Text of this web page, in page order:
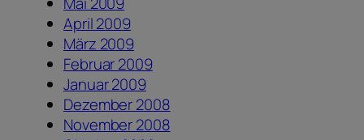
April 2009
März 2009
Februar 2009
Januar 2009
Dezember 2008
November 2008